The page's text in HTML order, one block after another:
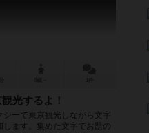
光するよ！
シーで東京観光しながら文字
します。集めた文字でお題の